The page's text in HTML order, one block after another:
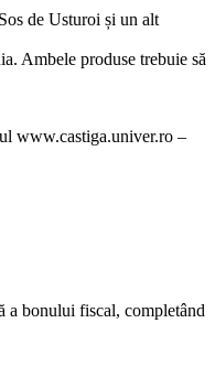
de Usturoi și un alt
Ambele produse trebuie să
www.castiga.univer.ro –
a bonului fiscal, completând